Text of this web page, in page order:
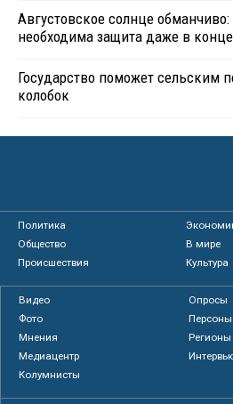
Августовское солнце
необходима защита даже в
Государство поможет сельским
колобок
Политика
Общество
В мире
Происшествия
Культура
Видео
Опросы
Фото
Персоны
Мнения
Регионы
Медиацентр
Колумнисты